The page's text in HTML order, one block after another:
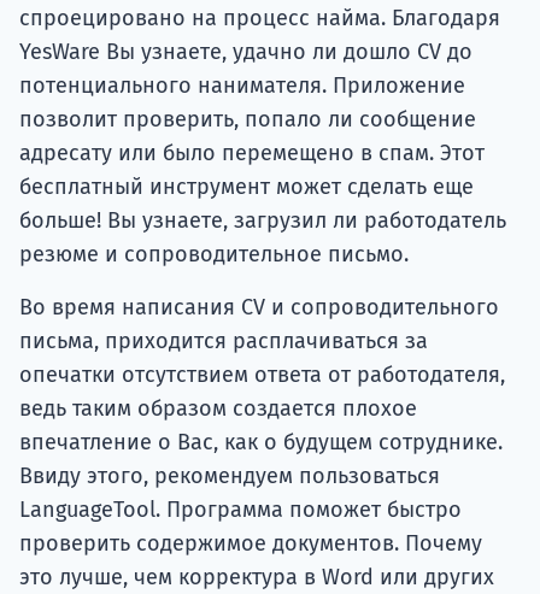
спроецировано на процесс найма. Благодаря
YesWare Вы узнаете, удачно ли дошло CV до
потенциального нанимателя. Приложение
позволит проверить, попало ли сообщение
адресату или было перемещено в спам. Этот
бесплатный инструмент может сделать еще
больше! Вы узнаете, загрузил ли работодатель
резюме и сопроводительное письмо.
Во время написания CV и сопроводительного
письма, приходится расплачиваться за
опечатки отсутствием ответа от работодателя,
ведь таким образом создается плохое
впечатление о Вас, как о будущем сотруднике.
Ввиду этого, рекомендуем пользоваться
LanguageTool. Программа поможет быстро
проверить содержимое документов. Почему
это лучше, чем корректура в Word или других